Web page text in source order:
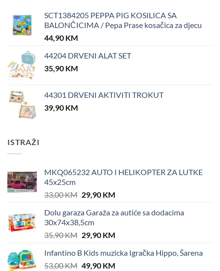
SCT1384205 PEPPA PIG KOSILICA SA
BALONČICIMA / Pepa Prase kosačica za djecu
44,90 KM
44204 DRVENI ALAT SET
35,90 KM
44301 DRVENI AKTIVITI TROKUT
39,90 KM
ISTRAŽI
MKQ065232 AUTO I HELIKOPTER ZA LUTKE
45x25cm
33,00KM Original
was:
33,00 KM.
29,90 KMCurrent
is:
Dolu garaza Garaža za autiće sa dodacima
30x74x38,5cm
35,90KM Original
was:
35,90 KM.
29,90 KMCurrent
is:
29,90 KM.
Infantino B Kids muzicka Igračka Hippo, Šarena
53,00KM Original
49,90 KMCurrent